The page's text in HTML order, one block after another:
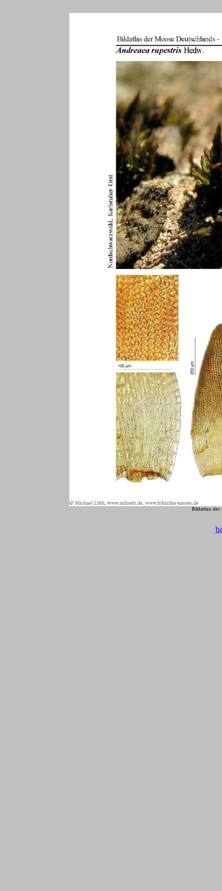
Bildatlas der